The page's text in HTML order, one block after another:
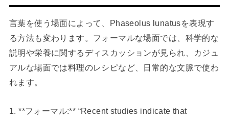
言葉を使う場面によって、Phaseolus lunatusを表現す
る方法も変わります。フォーマルな場面では、科学的な
説明や栄養に関するディスカッションが見られ、カジュ
アルな場面では料理のレシピなど、日常的な文脈で使わ
れます。
1. **フォーマル:** “Recent studies indicate that